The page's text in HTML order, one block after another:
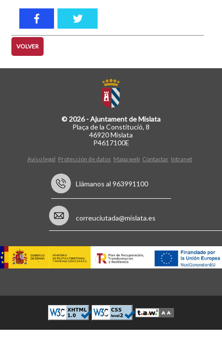
VOLVER
© 2026 - Ajuntament de Mislata
Plaça de la Constitució, 8
46920 Mislata
P4617100E
Aviso legal Protección de datos Mapa web Contactar Intranet
Llámanos al 963991100
correuciutada@mislata.es